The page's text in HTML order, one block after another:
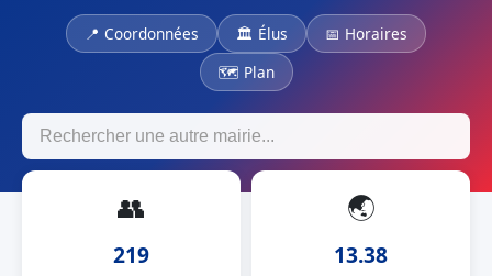
📍 Coordonnées 🏛 Élus
📅 Horaires
🗺 Plan
👥
219
🌏
13.38